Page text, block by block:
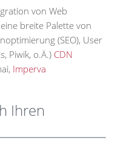
von Web
breite Palette von
(SEO), User
Piwik, o.Ä.) CDN
Imperva
Ihren